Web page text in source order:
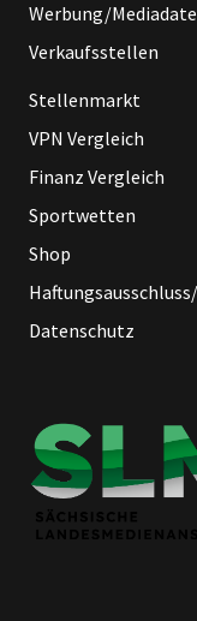
Werbung/
Verkaufsstellen
Stellenmarkt
VPN Vergleich
Finanz Vergleich
Sportwetten
Shop
Datenschutz